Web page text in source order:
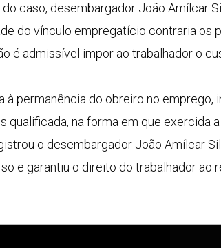
caso, desembargador João Amílcar
do vínculo empregatício contraria os
é admissível impor ao trabalhador o
permanência do obreiro no emprego,
na forma em que exercida
o desembargador João Amílcar
e garantiu o direito do trabalhador